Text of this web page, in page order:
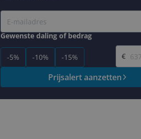
Gewenste daling of bedrag
-5% -10% -15%
€
Prijsalert aanzetten